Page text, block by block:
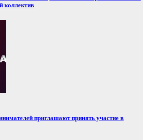
коллектив
приглашают принять участие в